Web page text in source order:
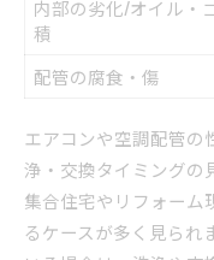
内部の劣化/オイル・
積
配管の腐食・傷
エアコンや空調配管の
浄・交換タイミングの
集合住宅やリフォーム
るケースが多く見られ